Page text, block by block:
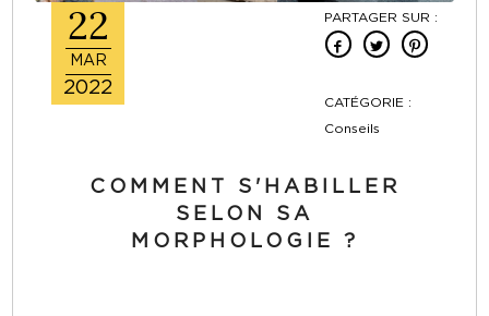
22
MAR
2022
PARTAGER SUR :
CATÉGORIE :
Conseils
COMMENT S'HABILLER
SELON SA
MORPHOLOGIE ?